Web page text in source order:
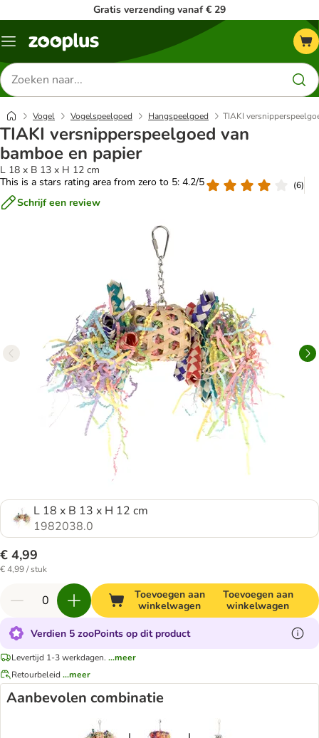
Gratis verzending vanaf € 29
Menu
Zoeken
naar
producten
Vogel Vogelspeelgoed Hangspeelgoed TIAKI
TIAKI versnipperspeelgoed van
bamboe en papier
L 18 x B 13 x H 12 cm
This is a stars rating area from zero to 5: 4.2/5
(6)
Schrijf een review
L 18 x B 13 x H 12 cm
1982038.0
€ 4,99
€ 4,99 / stuk
Toevoegen aan
winkelwagen
Toevoegen aan
winkelwagen
Verdien 5 zooPoints op dit product
Levertijd 1-3 werkdagen. ...meer
Retourbeleid ...meer
Aanbevolen combinatie